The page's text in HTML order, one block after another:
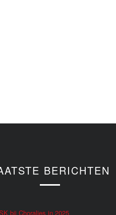
BERICHTEN
bij Choralies in 2025